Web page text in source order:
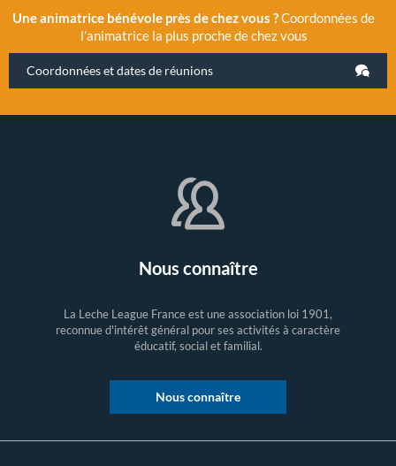
Une animatrice bénévole près de chez vous ?Coordonnées de
l’animatrice la plus proche de chez vous
Coordonnées et dates de réunions
Nous connaître
La Leche League France est une association loi 1901,
reconnue d'intérêt général pour ses activités à caractère
éducatif, social et familial.
Nous connaître